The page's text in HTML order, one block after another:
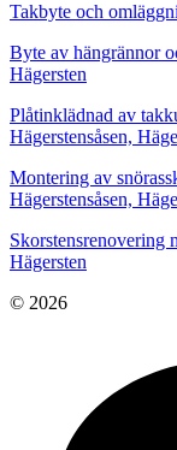
Takbyte och
Byte av hängrännor
Hägersten
Plåtinklädnad av
Hägerstensåsen,
Montering av
Hägerstensåsen,
Skorstensrenovering
Hägersten
© 2026